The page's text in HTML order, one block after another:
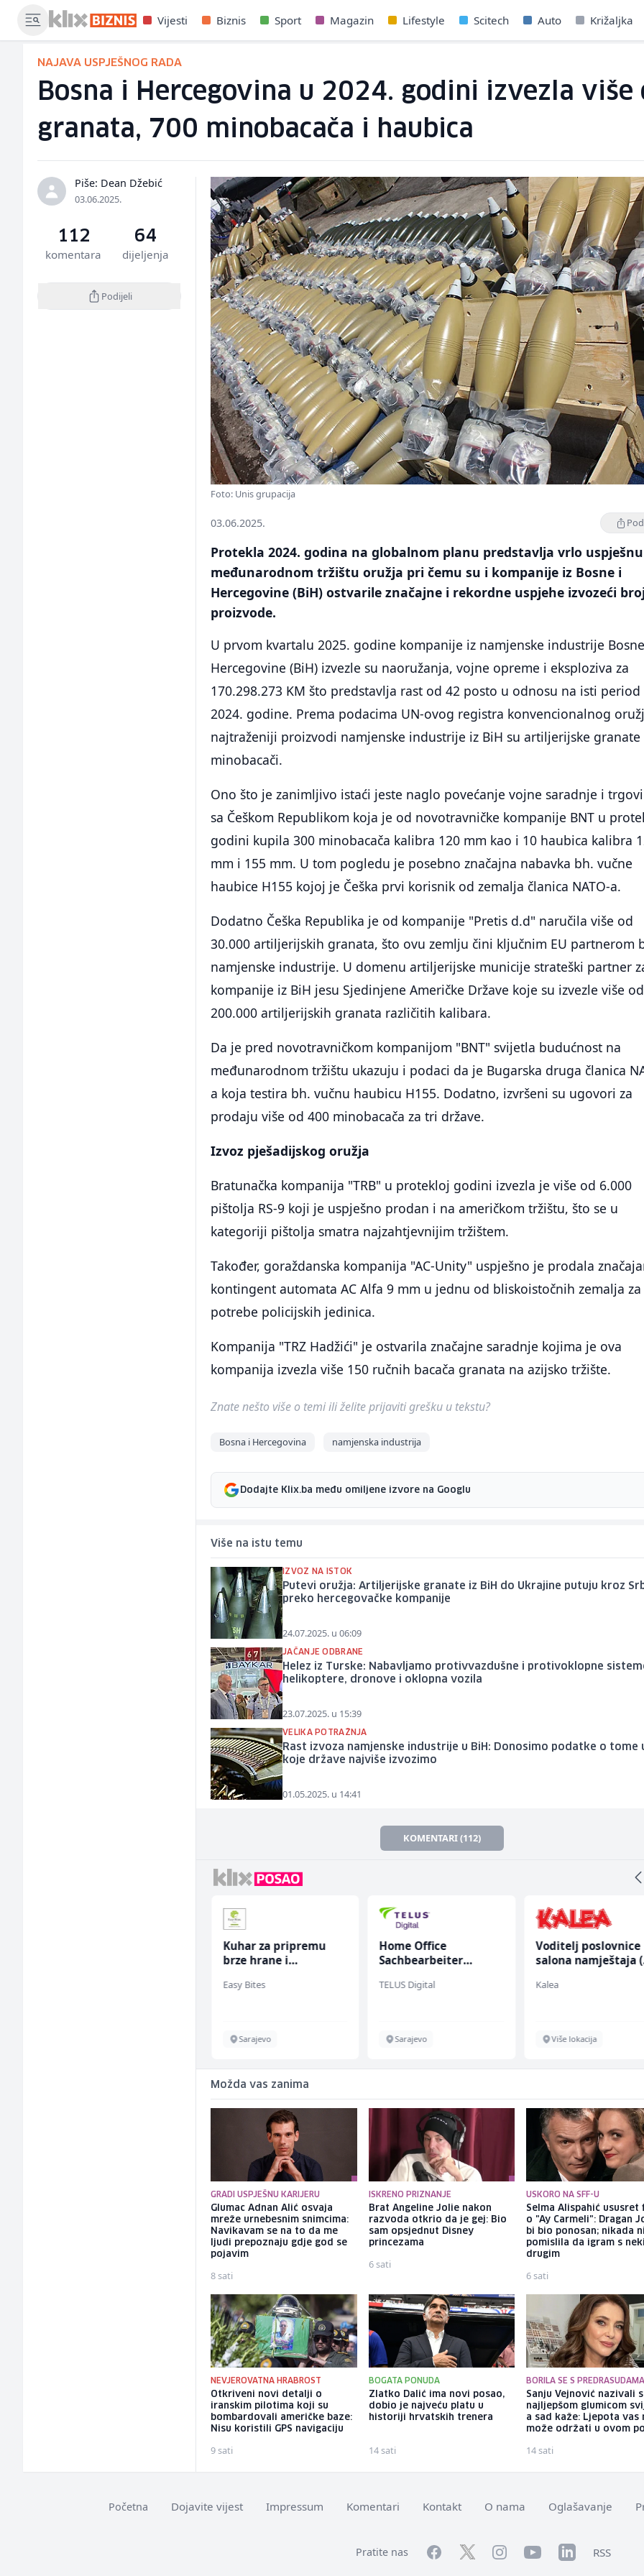
Vijesti Biznis Sport Magazin Lifestyle Scitech Auto Križaljka
NAJAVA USPJEŠNOG RADA
Bosna i Hercegovina u 2024. godini izvezla
granata, 700 minobacača i haubica
Piše: Dean Džebić
03.06.2025.
112
komentara
64
dijeljenja
Podijeli
Foto: Unis grupacija
03.06.2025.
Protekla 2024. godina na globalnom planu predstavlja vrlo
međunarodnom tržištu oružja pri čemu su i kompanije iz Bosne i
Hercegovine (BiH) ostvarile značajne i rekordne uspjehe izvozeći
proizvode.
U prvom kvartalu 2025. godine kompanije iz namjenske industrije
Hercegovine (BiH) izvezle su naoružanja, vojne opreme i eksploziva za
170.298.273 KM što predstavlja rast od 42 posto u odnosu na isti period
2024. godine. Prema podacima UN-ovog registra konvencionalnog
najtraženiji proizvodi namjenske industrije iz BiH su artiljerijske granate
minobacači.
Ono što je zanimljivo istaći jeste naglo povećanje vojne saradnje i
sa Češkom Republikom koja je od novotravničke kompanije BNT u
godini kupila 300 minobacača kalibra 120 mm kao i 10 haubica kalibra
mm i 155 mm. U tom pogledu je posebno značajna nabavka bh. vučne
haubice H155 kojoj je Češka prvi korisnik od zemalja članica NATO-a.
Dodatno Češka Republika je od kompanije "Pretis d.d" naručila više od
30.000 artiljerijskih granata, što ovu zemlju čini ključnim EU partnerom
namjenske industrije. U domenu artiljerijske municije strateški partner
kompanije iz BiH jesu Sjedinjene Američke Države koje su izvezle više od
200.000 artiljerijskih granata različitih kalibara.
Da je pred novotravničkom kompanijom "BNT" svijetla budućnost na
međunarodnom tržištu ukazuju i podaci da je Bugarska druga članica
a koja testira bh. vučnu haubicu H155. Dodatno, izvršeni su ugovori za
prodaju više od 400 minobacača za tri države.
Izvoz pješadijskog oružja
Bratunačka kompanija "TRB" u protekloj godini izvezla je više od 6.000
pištolja RS-9 koji je uspješno prodan i na američkom tržištu, što se u
kategoriji pištolja smatra najzahtjevnijim tržištem.
Također, goraždanska kompanija "AC-Unity" uspješno je prodala
kontingent automata AC Alfa 9 mm u jednu od bliskoistočnih zemalja za
potrebe policijskih jedinica.
Kompanija "TRZ Hadžići" je ostvarila značajne saradnje kojima je ova
kompanija izvezla više 150 ručnih bacača granata na azijsko tržište.
Znate nešto više o temi ili želite prijaviti grešku u tekstu?
Bosna i Hercegovina namjenska industrija
Dodajte Klix.ba među omiljene izvore na Googlu
Više na istu temu
IZVOZ NA ISTOK
Putevi oružja: Artiljerijske granate iz BiH do Ukrajine putuju kroz
preko hercegovačke kompanije
24.07.2025. u 06:09
JAČANJE ODBRANE
Helez iz Turske: Nabavljamo protivvazdušne i protivoklopne
helikoptere, dronove i oklopna vozila
23.07.2025. u 15:39
VELIKA POTRAŽNJA
Rast izvoza namjenske industrije u BiH: Donosimo podatke o tome
koje države najviše izvozimo
01.05.2025. u 14:41
KOMENTARI (112)
Kuhar za pripremu
brze hrane i
ž)
Easy Bites
Sarajevo
Home Office
Sachbearbeiter
bekannten deutschen
TELUS Digital
Sarajevo
Voditelj poslovnice
salona namještaja
Kalea
Više lokacija
Možda vas zanima
GRADI USPJEŠNU KARIJERU
Glumac Adnan Alić osvaja
mreže urnebesnim snimcima:
Navikavam se na to da me
ljudi prepoznaju gdje god se
pojavim
8 sati
ISKRENO PRIZNANJE
Brat Angeline Jolie nakon
razvoda otkrio da je gej: Bio
sam opsjednut Disney
princezama
6 sati
USKORO NA SFF-U
Selma Alispahić ususret
o "Ay Carmeli": Dragan
bi bio ponosan; nikada
pomislila da igram s
drugim
6 sati
NEVJEROVATNA HRABROST
Otkriveni novi detalji o
iranskim pilotima koji su
bombardovali američke baze:
Nisu koristili GPS navigaciju
9 sati
BOGATA PONUDA
Zlatko Dalić ima novi posao,
dobio je najveću platu u
historiji hrvatskih trenera
14 sati
BORILA SE S
Sanju Vejnović nazivali
najljepšom glumicom
a sad kaže: Ljepota vas
može održati u ovom
14 sati
Početna Dojavite vijest Impressum Komentari Kontakt O nama Oglašavanje
Pratite nas FacebookTwitterInstagramYouTubeLinkedInRSS